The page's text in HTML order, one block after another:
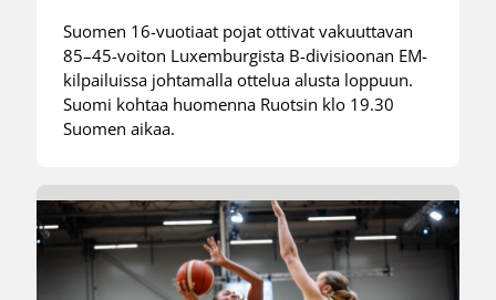
Suomen 16-vuotiaat pojat ottivat vakuuttavan
85–45-voiton Luxemburgista B-divisioonan EM-
kilpailuissa johtamalla ottelua alusta loppuun.
Suomi kohtaa huomenna Ruotsin klo 19.30
Suomen aikaa.